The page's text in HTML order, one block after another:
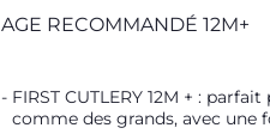
AGE RECOMMANDÉ 12M+
FIRST CUTLERY 12M + :
comme des grands, avec une